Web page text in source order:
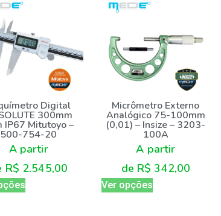
Digital
300mm
IP67 Mitutoyo –
500-754-20
A partir
R$ 2.545,00
Micrômetro Externo
Analógico 75-100mm
(0,01) – Insize – 3203-
100A
A partir
de R$ 342,00
Ver opções